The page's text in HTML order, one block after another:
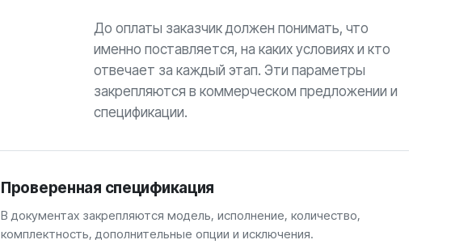
До оплаты заказчик должен понимать, что
именно поставляется, на каких условиях и кто
отвечает за каждый этап. Эти параметры
закрепляются в коммерческом предложении и
спецификации.
Проверенная спецификация
В документах закрепляются модель, исполнение, количество,
комплектность, дополнительные опции и исключения.